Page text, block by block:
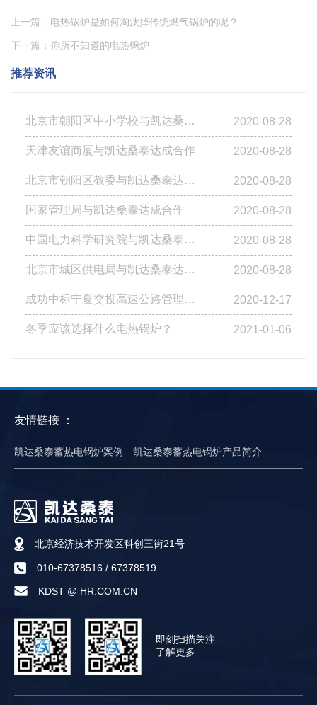
上一篇：电热锅炉是如何淘汰掉传统燃气锅炉的呢？
下一篇：你所不知道的电热锅炉
推荐资讯
北京市朝阳区中小学校与凯达桑泰达成合作 2020-08-28
天津友谊商厦与凯达桑泰达成合作 2020-08-28
北京市朝阳区教委与凯达桑泰达成合作 2020-08-28
国家管理局与凯达桑泰达成合作 2020-08-28
中国电力科学研究院与凯达桑泰达成合作 2020-08-28
北京市城区供电局与凯达桑泰达成合作 2020-08-28
成功中标宁夏交投高速公路管理有限公司基层站点燃煤改造工程第四标段 2020-12-17
冬季应该选择什么电热锅炉？ 2021-01-06
友情链接 ：
凯达桑泰蓄热电锅炉案例 凯达桑泰蓄热电锅炉产品简介
北京经济技术开发区科创三街21号
010-67378516 / 67378519
KDST @ HR.COM.CN
即刻扫描关注
了解更多